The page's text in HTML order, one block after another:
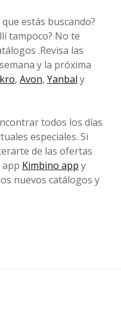
estás buscando?
tampoco? No te
.Revisa las
y la próxima
, Avon, Yanbal y
todos los días
especiales. Si
de las ofertas
Kimbino app y
nuevos catálogos y